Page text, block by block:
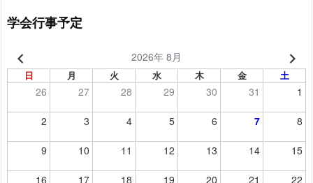
学会行事予定
2026年 8月
日 月 火 水 木 金 土
26 27 28 29 30 31 1
2 3 4 5 6 7 8
9 10 11 12 13 14 15
16 17 18 19 20 21 22